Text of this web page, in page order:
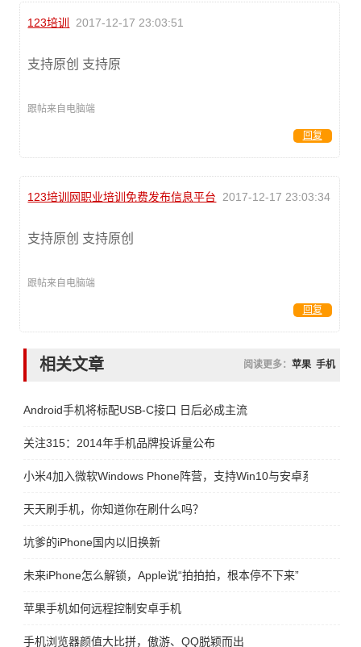
123培训 2017-12-17 23:03:51
支持原创 支持原
跟帖来自电脑端
回复
123培训网职业培训免费发布信息平台 2017-12-17 23:03:34
支持原创 支持原创
跟帖来自电脑端
回复
相关文章 阅读更多： 苹果 手机
Android手机将标配USB-C接口 日后必成主流
关注315：2014年手机品牌投诉量公布
小米4加入微软Windows Phone阵营，支持Win10与安卓系统互刷
天天刷手机，你知道你在刷什么吗？
坑爹的iPhone国内以旧换新
未来iPhone怎么解锁，Apple说“拍拍拍，根本停不下来”
苹果手机如何远程控制安卓手机
手机浏览器颜值大比拼，傲游、QQ脱颖而出